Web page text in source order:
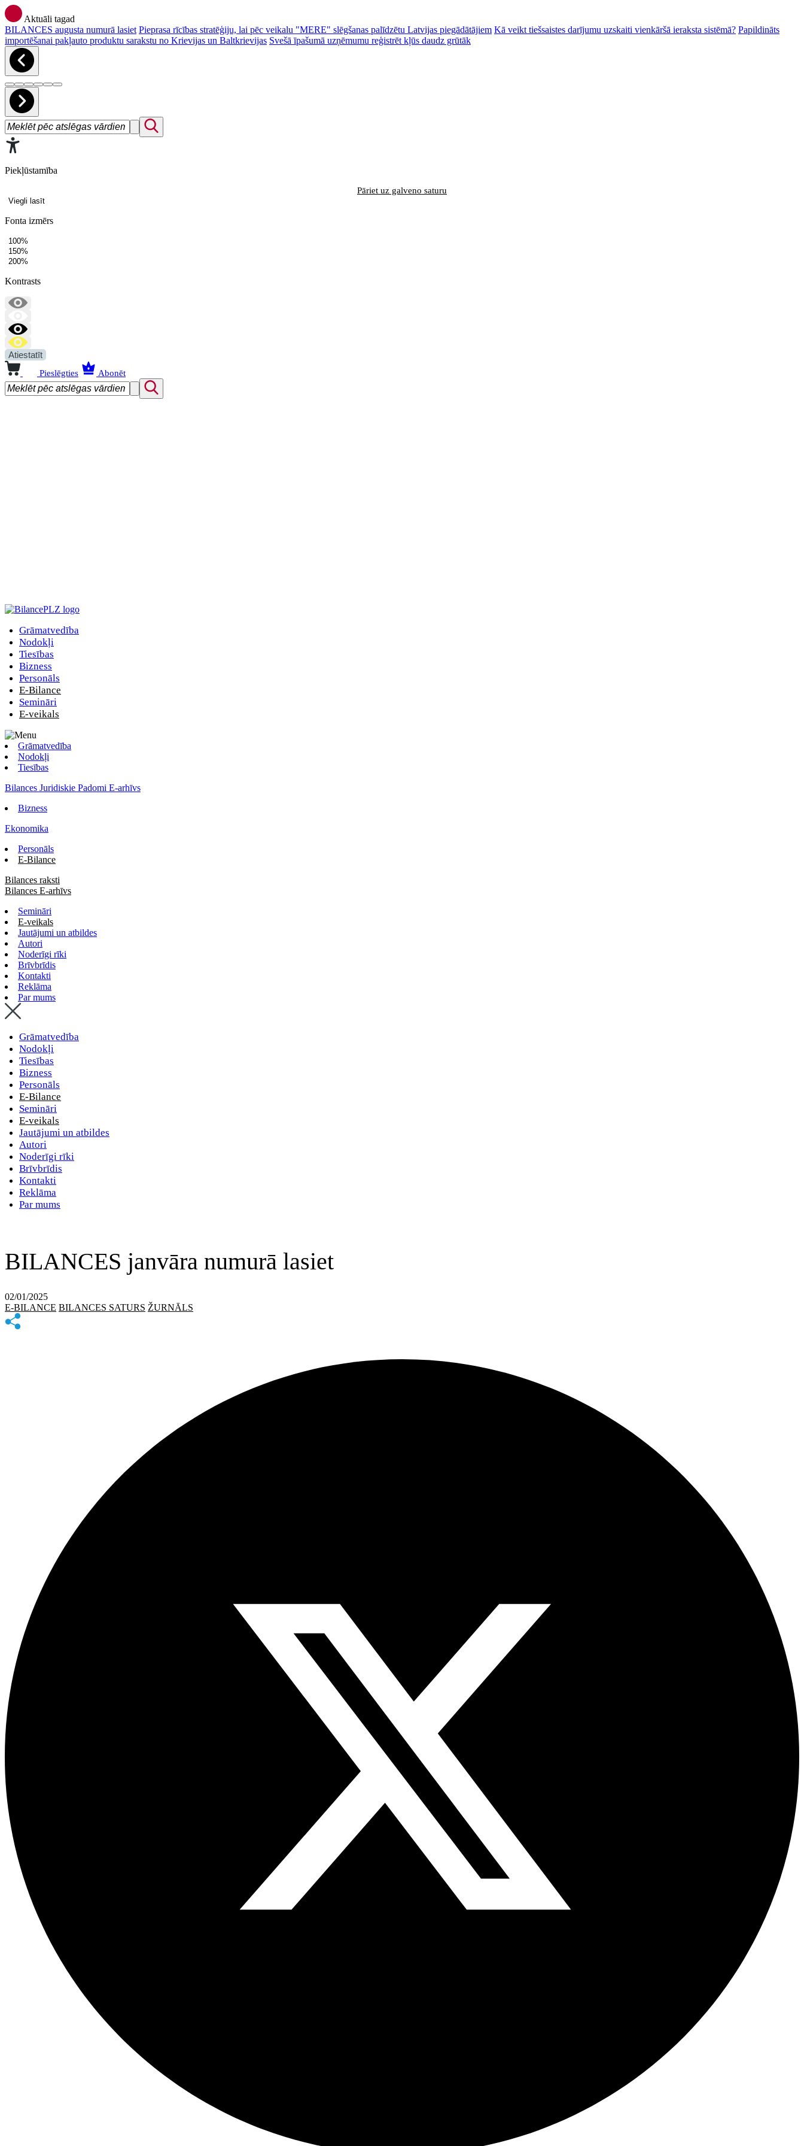
Aktuāli tagad
BILANCES augusta numurā lasiet Pieprasa rīcības stratēģiju, lai pēc veikalu "MERE" slēgšanas palīdzētu Latvijas piegādātājiem Kā veikt tiešsaistes darījumu uzskaiti vienkāršā ieraksta sistēmā? Papildināts
importēšanai pakļauto produktu sarakstu no Krievijas un Baltkrievijas Svešā īpašumā uzņēmumu reģistrēt kļūs daudz grūtāk
Piekļūstamība
Pāriet uz galveno saturu
Viegli lasīt
Fonta izmērs
100%
150%
200%
Kontrasts
Atiestatīt
Pieslēgties Abonēt
Grāmatvedība
Nodokļi
Tiesības
Bizness
Personāls
E-Bilance
Semināri
E-veikals
Grāmatvedība
Nodokļi
Tiesības
Bilances Juridiskie Padomi E-arhīvs
Bizness
Ekonomika
Personāls
E-Bilance
Bilances raksti
Bilances E-arhīvs
Semināri
E-veikals
Jautājumi un atbildes
Autori
Noderīgi rīki
Brīvbrīdis
Kontakti
Reklāma
Par mums
Grāmatvedība
Nodokļi
Tiesības
Bizness
Personāls
E-Bilance
Semināri
E-veikals
Jautājumi un atbildes
Autori
Noderīgi rīki
Brīvbrīdis
Kontakti
Reklāma
Par mums
BILANCES janvāra numurā lasiet
02/01/2025
E-BILANCE BILANCES SATURS ŽURNĀLS